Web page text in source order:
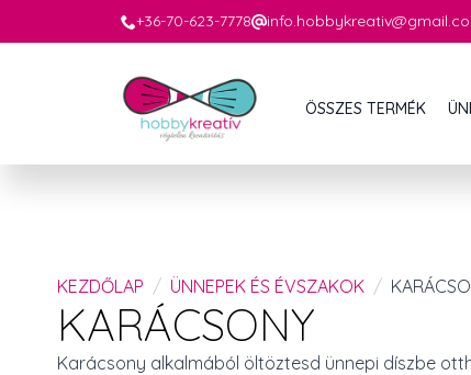
+36-70-623-7778
ÖSSZES TERMÉK
KEZDŐLAP ÜNNEPEK ÉS ÉVSZAKOK
KARÁCSONY
Karácsony alkalmából öltöztesd ünnepi díszbe